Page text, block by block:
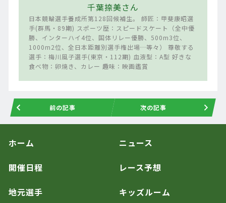
千葉捺美さん
日本競輪選手養成所第128回候補生。 師匠：甲斐康昭選
手(群馬・89期) スポーツ歴：スピードスケート（全中優
勝、インターハイ4位、国体リレー優勝、500m3位、
1000m2位、全日本距離別選手権出場…等々） 尊敬する
選手：梅川風子選手(東京・112期) 血液型：A型 好きな
食べ物：卵焼き、カレー 趣味：映画鑑賞
前の記事 次の記事
ホーム ニュース
開催日程 レース予想
地元選手 キッズルーム